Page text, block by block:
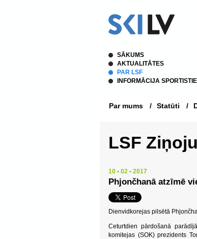
SĀKUMS
AKTUALITĀTES
PAR LSF
INFORMĀCIJA
Par mums / Statūti /
LSF
10 • 02 • 2017
Phjončhanā atzīmē
Dienvidkorejas pilsētā
Ceturtdien pārdošanā
komitejas (SOK) prezidents